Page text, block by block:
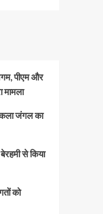
पीएम और
मामला
जंगल का
से किया
को